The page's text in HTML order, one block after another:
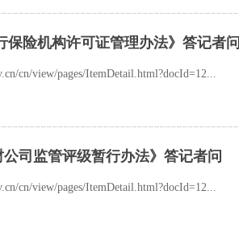
险机构许可证管理办法》答记者问
cn/view/pages/ItemDetail.html?docId=12...
司监管评级暂行办法》答记者问
cn/view/pages/ItemDetail.html?docId=12...